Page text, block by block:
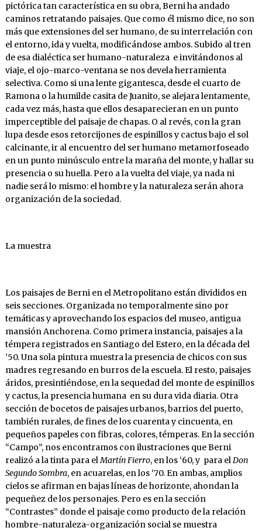
pictórica tan característica en su obra, Berni ha andado
caminos retratando paisajes. Que como él mismo dice, no son
más que extensiones del ser humano, de su interrelación con
el entorno, ida y vuelta, modificándose ambos. Subido al tren
de esa dialéctica ser humano-naturaleza e invitándonos al
viaje, el ojo-marco-ventana se nos devela herramienta
selectiva. Como si una lente gigantesca, desde el cuarto de
Ramona o la humilde casita de Juanito, se alejara lentamente,
cada vez más, hasta que ellos desaparecieran en un punto
imperceptible del paisaje de chapas. O al revés, con la gran
lupa desde esos retorcijones de espinillos y cactus bajo el sol
calcinante, ir al encuentro del ser humano metamorfoseado
en un punto minúsculo entre la maraña del monte, y hallar su
presencia o su huella. Pero a la vuelta del viaje, ya nada ni
nadie será lo mismo: el hombre y la naturaleza serán ahora
organización de la sociedad.
La muestra
Los paisajes de Berni en el Metropolitano están divididos en
seis secciones. Organizada no temporalmente sino por
temáticas y aprovechando los espacios del museo, antigua
mansión Anchorena. Como primera instancia, paisajes a la
témpera registrados en Santiago del Estero, en la década del
’50. Una sola pintura muestra la presencia de chicos con sus
madres regresando en burros de la escuela. El resto, paisajes
áridos, presintiéndose, en la sequedad del monte de espinillos
y cactus, la presencia humana en su dura vida diaria. Otra
sección de bocetos de paisajes urbanos, barrios del puerto,
también rurales, de fines de los cuarenta y cincuenta, en
pequeños papeles con fibras, colores, témperas. En la sección
“Campo”, nos encontramos con ilustraciones que Berni
realizó a la tinta para elMartín Fierro, en los ‘60, y para elDon
Segundo Sombra, en acuarelas, en los ‘70. En ambas, amplios
cielos se afirman en bajas líneas de horizonte, ahondan la
pequeñez de los personajes. Pero es en la sección
“Contrastes” donde el paisaje como producto de la relación
hombre-naturaleza-organización social se muestra